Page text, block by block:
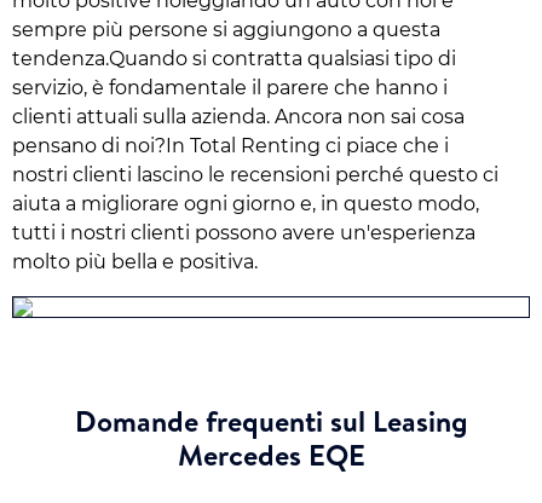
sempre più persone si aggiungono a questa
tendenza.Quando si contratta qualsiasi tipo di
servizio, è fondamentale il parere che hanno i
clienti attuali sulla azienda. Ancora non sai cosa
pensano di noi?In Total Renting ci piace che i
nostri clienti lascino le recensioni perché questo ci
aiuta a migliorare ogni giorno e, in questo modo,
tutti i nostri clienti possono avere un'esperienza
molto più bella e positiva.
Domande frequenti sul Leasing
Mercedes EQE